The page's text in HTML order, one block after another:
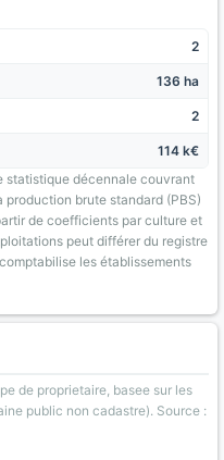
2
136 ha
2
114 k€
statistique décennale couvrant
brute standard (PBS)
de coefficients par culture et
peut différer du registre
les établissements
de proprietaire, basee sur les
public non cadastre). Source :